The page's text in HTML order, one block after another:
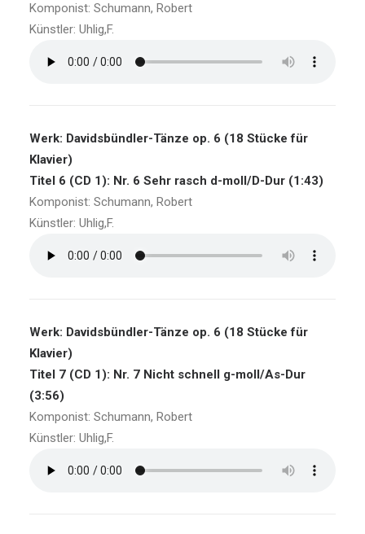
Komponist: Schumann, Robert
Künstler: Uhlig,F.
Werk: Davidsbündler-Tänze op. 6 (18 Stücke für
Klavier)
Titel 6 (CD 1): Nr. 6 Sehr rasch d-moll/D-Dur (1:43)
Komponist: Schumann, Robert
Künstler: Uhlig,F.
Werk: Davidsbündler-Tänze op. 6 (18 Stücke für
Klavier)
Titel 7 (CD 1): Nr. 7 Nicht schnell g-moll/As-Dur
(3:56)
Komponist: Schumann, Robert
Künstler: Uhlig,F.